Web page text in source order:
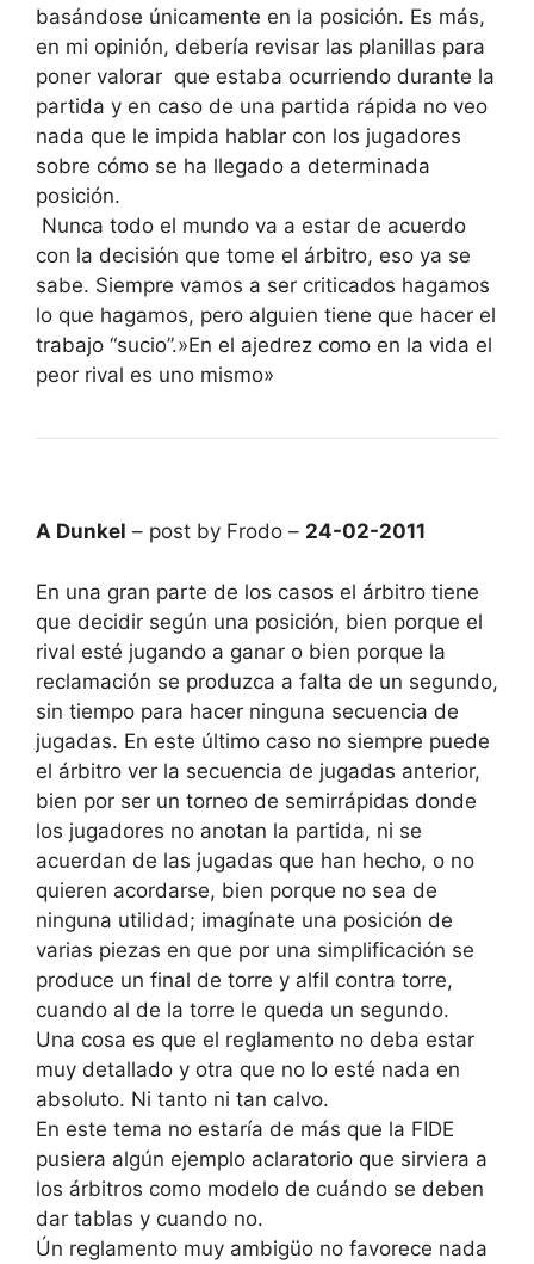
basándose únicamente en la posición. Es más,
en mi opinión, debería revisar las planillas para
poner valorar que estaba ocurriendo durante la
partida y en caso de una partida rápida no veo
nada que le impida hablar con los jugadores
sobre cómo se ha llegado a determinada
posición.
Nunca todo el mundo va a estar de acuerdo
con la decisión que tome el árbitro, eso ya se
sabe. Siempre vamos a ser criticados hagamos
lo que hagamos, pero alguien tiene que hacer el
trabajo “sucio”.»En el ajedrez como en la vida el
peor rival es uno mismo»
A Dunkel – post by Frodo – 24-02-2011
En una gran parte de los casos el árbitro tiene
que decidir según una posición, bien porque el
rival esté jugando a ganar o bien porque la
reclamación se produzca a falta de un segundo,
sin tiempo para hacer ninguna secuencia de
jugadas. En este último caso no siempre puede
el árbitro ver la secuencia de jugadas anterior,
bien por ser un torneo de semirrápidas donde
los jugadores no anotan la partida, ni se
acuerdan de las jugadas que han hecho, o no
quieren acordarse, bien porque no sea de
ninguna utilidad; imagínate una posición de
varias piezas en que por una simplificación se
produce un final de torre y alfil contra torre,
cuando al de la torre le queda un segundo.
Una cosa es que el reglamento no deba estar
muy detallado y otra que no lo esté nada en
absoluto. Ni tanto ni tan calvo.
En este tema no estaría de más que la FIDE
pusiera algún ejemplo aclaratorio que sirviera a
los árbitros como modelo de cuándo se deben
dar tablas y cuando no.
Ún reglamento muy ambigüo no favorece nada